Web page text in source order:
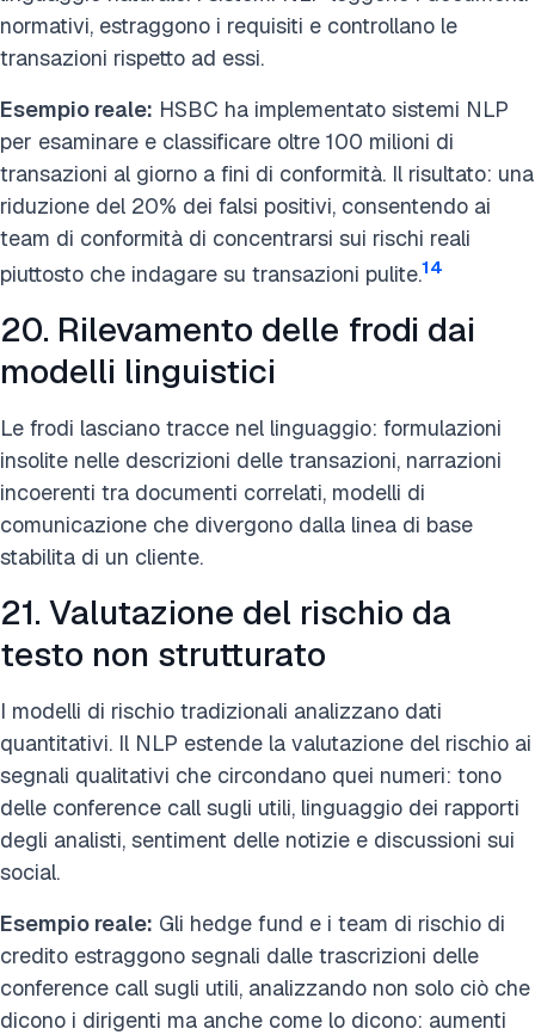
normativi, estraggono i requisiti e controllano le
transazioni rispetto ad essi.
Esempio reale: HSBC ha implementato sistemi NLP
per esaminare e classificare oltre 100 milioni di
transazioni al giorno a fini di conformità. Il risultato: una
riduzione del 20% dei falsi positivi, consentendo ai
team di conformità di concentrarsi sui rischi reali
piuttosto che indagare su transazioni pulite.14
20. Rilevamento delle frodi dai
modelli linguistici
Le frodi lasciano tracce nel linguaggio: formulazioni
insolite nelle descrizioni delle transazioni, narrazioni
incoerenti tra documenti correlati, modelli di
comunicazione che divergono dalla linea di base
stabilita di un cliente.
21. Valutazione del rischio da
testo non strutturato
I modelli di rischio tradizionali analizzano dati
quantitativi. Il NLP estende la valutazione del rischio ai
segnali qualitativi che circondano quei numeri: tono
delle conference call sugli utili, linguaggio dei rapporti
degli analisti, sentiment delle notizie e discussioni sui
social.
Esempio reale: Gli hedge fund e i team di rischio di
credito estraggono segnali dalle trascrizioni delle
conference call sugli utili, analizzando non solo ciò che
dicono i dirigenti ma anche come lo dicono: aumenti